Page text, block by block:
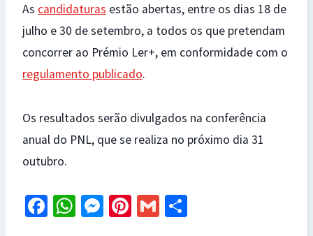
As candidaturas estão abertas, entre os dias 18 de
julho e 30 de setembro, a todos os que pretendam
concorrer ao Prémio Ler+, em conformidade com o
regulamento publicado.
Os resultados serão divulgados na conferência
anual do PNL, que se realiza no próximo dia 31
outubro.
Fa W M Pi G